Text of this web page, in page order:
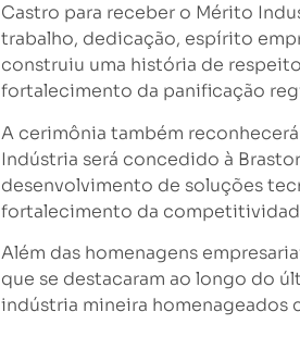
Castro para receber o Mérito
trabalho, dedicação, espírito
construiu uma história de
fortalecimento da panificação
A cerimônia também
Indústria será concedido à
desenvolvimento de soluções
fortalecimento da
Além das homenagens
que se destacaram ao longo do
indústria mineira homenageados